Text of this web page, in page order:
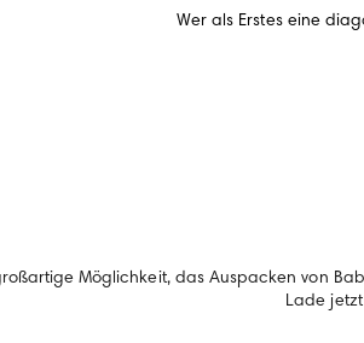
Wer als Erstes eine
Möglichkeit, das Auspacken von
Lade